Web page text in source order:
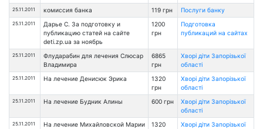
25.11.2011 комиссия банка 119 грн Послуги банку
25.11.2011
Дарье С. За подготовку и
публикацию статей на сайте
deti.zp.ua за ноябрь
1200
грн
Подготовка
публикаций на сайтах
25.11.2011
Флударабин для лечения Слюсар
Владимира
6865
грн
Хворі діти Запорізької
області
25.11.2011 На лечение Денисюк Эрика
1320
грн
Хворі діти Запорізької
області
25.11.2011 На лечение Будник Алины 600 грн
Хворі діти Запорізької
області
25.11.2011 На лечение Михайловской Марии
1320
Хворі діти Запорізької